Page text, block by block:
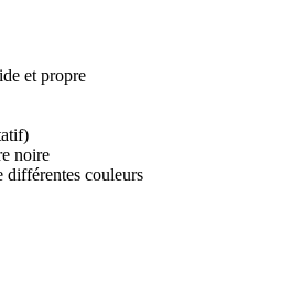
et propre
noire
différentes couleurs